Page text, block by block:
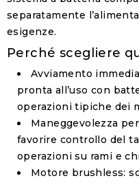
separatamente
esigenze.
Perché scegliere
Avviamento
pronta all’uso con
operazioni tipiche dei
Maneggevolezza
favorire controllo del
operazioni su rami e
Motore brushless: